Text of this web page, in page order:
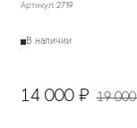
Артикул: 2719
В наличии
14 000 ₽ 19